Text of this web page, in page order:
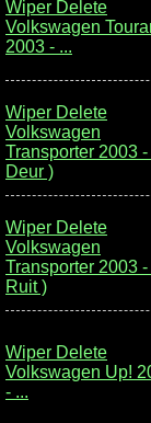
Wiper Delete
Volkswagen
2003 - ...
Wiper Delete
Volkswagen
Transporter 2003 -
Deur )
Wiper Delete
Volkswagen
Transporter 2003 -
Ruit )
Wiper Delete
Volkswagen Up!
- ...